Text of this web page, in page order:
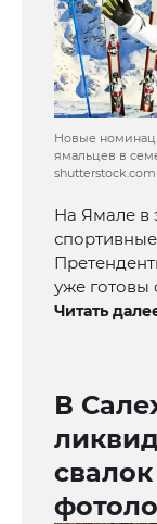
Новые
ямальцев в
На Ямале в
уже готовы
Читать
В